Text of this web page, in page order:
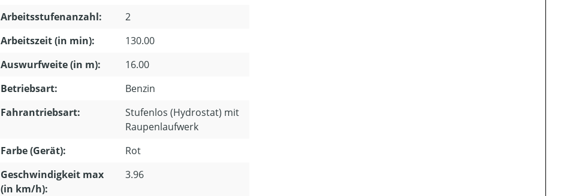
Arbeitsstufenanzahl:
2
Arbeitszeit (in min):
130.00
Auswurfweite (in m):
16.00
Betriebsart:
Benzin
Fahrantriebsart:
Stufenlos (Hydrostat) mit
Raupenlaufwerk
Farbe (Gerät):
Rot
Geschwindigkeit max
(in km/h):
3.96